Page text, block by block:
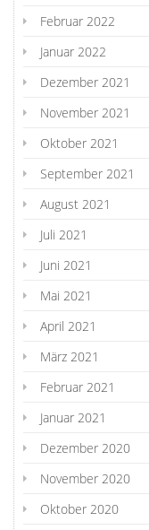
Februar 2022
Januar 2022
Dezember 2021
November 2021
Oktober 2021
September 2021
August 2021
Juli 2021
Juni 2021
Mai 2021
April 2021
März 2021
Februar 2021
Januar 2021
Dezember 2020
November 2020
Oktober 2020